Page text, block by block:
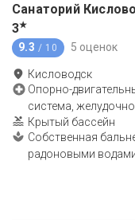
Санаторий
3★
9.3 / 10 5 оценок
Кисловодск
Опорно-
система,
Крытый бассейн
Собственная
радоновыми